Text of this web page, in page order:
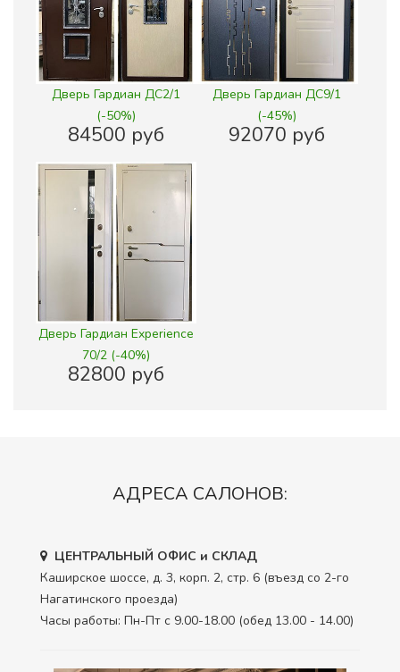
Дверь Гардиан ДС2/1
(-50%)
84500 руб
Дверь Гардиан ДС9/1
(-45%)
92070 руб
Дверь Гардиан Experience
70/2 (-40%)
82800 руб
АДРЕСА САЛОНОВ:
ЦЕНТРАЛЬНЫЙ ОФИС и СКЛАД
Каширское шоссе, д. 3, корп. 2, стр. 6 (въезд со 2-го
Нагатинского проезда)
Часы работы: Пн-Пт с 9.00-18.00 (обед 13.00 - 14.00)